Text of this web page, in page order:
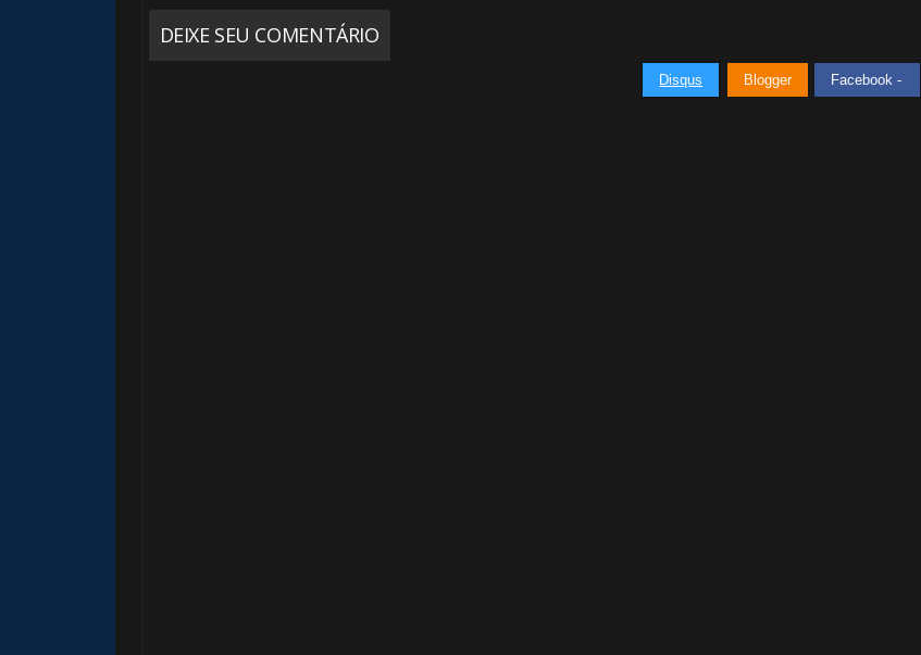
DEIXE SEU COMENTÁRIO
Disqus Blogger Facebook -